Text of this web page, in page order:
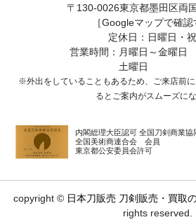
〒130-0026東京都墨田区両
［Googleマップで確認
定休日：日曜日・
営業時間：月曜日～金曜
土曜日
※外出をしていることもあるため、ご来店前
ると ご案内がスムーズにな
内閣総理大臣認可 全国刀剣商業
全国美術商連合会 会員
東京都公安委員会許可
copyright © 日本刀販売 刀剣販売・買取
rights reserved.